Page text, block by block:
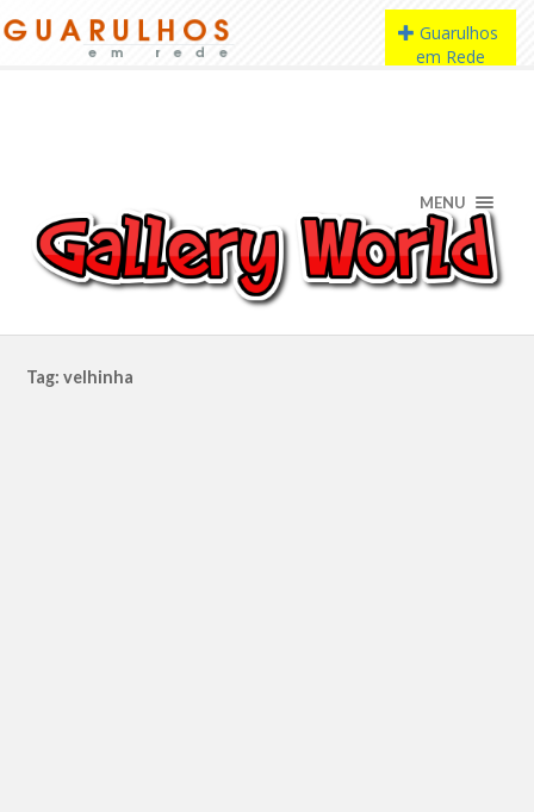
MENU
Tag: velhinha